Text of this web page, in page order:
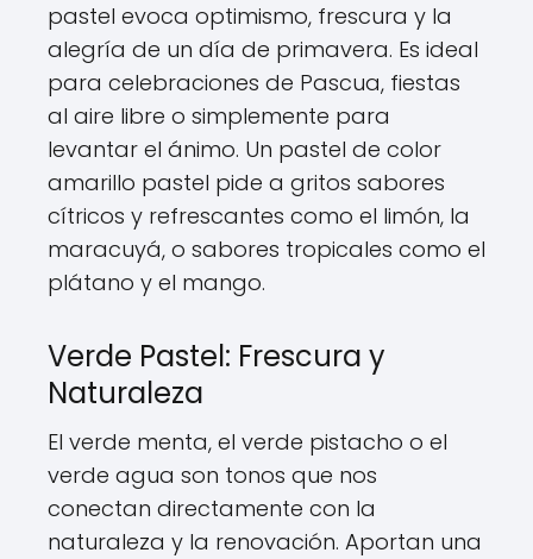
pastel evoca optimismo, frescura y la
alegría de un día de primavera. Es ideal
para celebraciones de Pascua, fiestas
al aire libre o simplemente para
levantar el ánimo. Un pastel de color
amarillo pastel pide a gritos sabores
cítricos y refrescantes como el limón, la
maracuyá, o sabores tropicales como el
plátano y el mango.
Verde Pastel: Frescura y
Naturaleza
El verde menta, el verde pistacho o el
verde agua son tonos que nos
conectan directamente con la
naturaleza y la renovación. Aportan una